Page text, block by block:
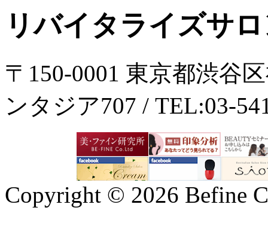
リバイタライズサ
〒150-0001 東京都渋谷
ンタジア707 / TEL:03-
Copyright © 2026 Befine